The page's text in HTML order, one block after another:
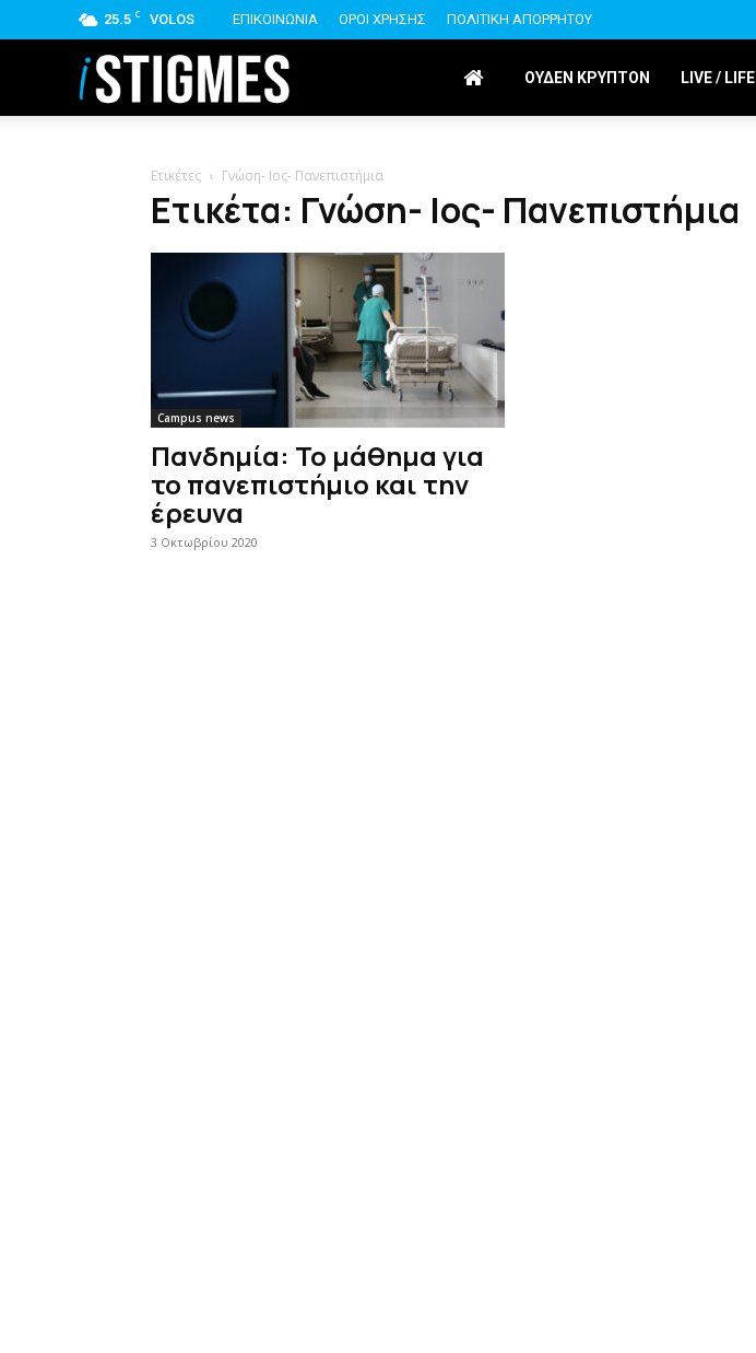
25.5 C VOLOS ΕΠΙΚΟΙΝΩΝΙΑ ΟΡΟΙ ΧΡΗΣΗΣ ΠΟΛΙΤΙΚΗ ΑΠΟΡΡΗΤΟΥ
istigmes ΟΥΔΕΝ ΚΡΥΠΤΟΝ LIVE / LIFE
Ετικέτες Γνώση- Ιος- Πανεπιστήμια
Ετικέτα: Γνώση- Ιος- Πανεπιστήμια
Campus news
Πανδημία: Το μάθημα για
το πανεπιστήμιο και την
έρευνα
3 Οκτωβρίου 2020